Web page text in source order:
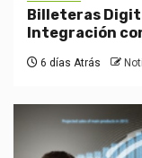
Billeteras
Integración
6 días Atrás